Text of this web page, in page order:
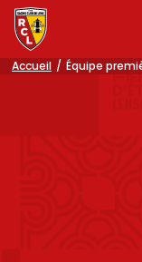
Accueil Équipe